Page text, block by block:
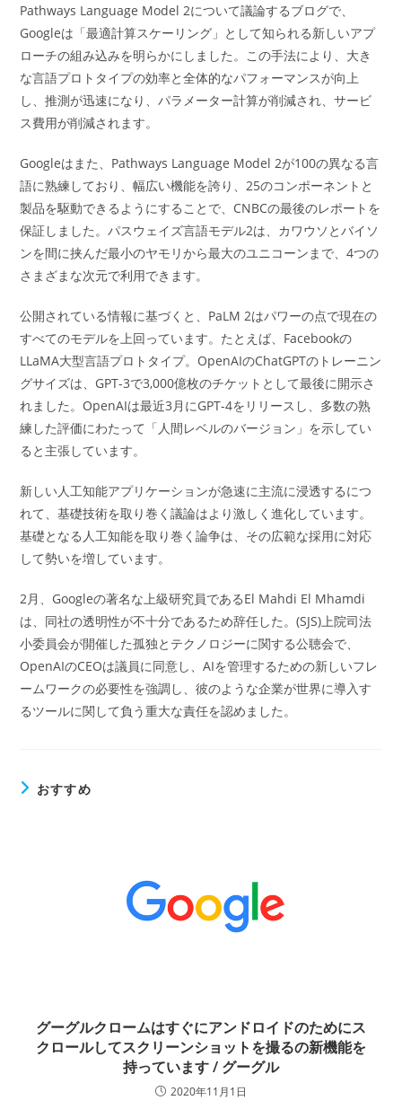
Pathways Language Model 2について議論するブログで、
Googleは「最適計算スケーリング」として知られる新しいアプ
ローチの組み込みを明らかにしました。この手法により、大き
な言語プロトタイプの効率と全体的なパフォーマンスが向上
し、推測が迅速になり、パラメーター計算が削減され、サービ
ス費用が削減されます。
Googleはまた、Pathways Language Model 2が100の異なる言
語に熟練しており、幅広い機能を誇り、25のコンポーネントと
製品を駆動できるようにすることで、CNBCの最後のレポートを
保証しました。パスウェイズ言語モデル2は、カワウソとバイソ
ンを間に挟んだ最小のヤモリから最大のユニコーンまで、4つの
さまざまな次元で利用できます。
公開されている情報に基づくと、PaLM 2はパワーの点で現在の
すべてのモデルを上回っています。たとえば、Facebookの
LLaMA大型言語プロトタイプ。OpenAIのChatGPTのトレーニン
グサイズは、GPT-3で3,000億枚のチケットとして最後に開示さ
れました。OpenAIは最近3月にGPT-4をリリースし、多数の熟
練した評価にわたって「人間レベルのバージョン」を示してい
ると主張しています。
新しい人工知能アプリケーションが急速に主流に浸透するにつ
れて、基礎技術を取り巻く議論はより激しく進化しています。
基礎となる人工知能を取り巻く論争は、その広範な採用に対応
して勢いを増しています。
2月、Googleの著名な上級研究員であるEl Mahdi El Mhamdi
は、同社の透明性が不十分であるため辞任した。(SJS)上院司法
小委員会が開催した孤独とテクノロジーに関する公聴会で、
OpenAIのCEOは議員に同意し、AIを管理するための新しいフレ
ームワークの必要性を強調し、彼のような企業が世界に導入す
るツールに関して負う重大な責任を認めました。
おすすめ
グーグルクロームはすぐにアンドロイドのためにス
クロールしてスクリーンショットを撮るの新機能を
持っています / グーグル
2020年11月1日